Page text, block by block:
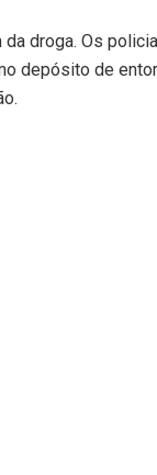
droga. Os
depósito de